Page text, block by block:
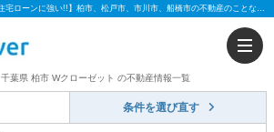
千葉県 柏市 Wクローゼット ｜【住宅ローンに強い!!】柏市、松戸市、市川市、船橋市の不動産のことなら株式会社ココリバー
千葉県 柏市 Wクローゼット の不動産情報一覧
条件を選び直す